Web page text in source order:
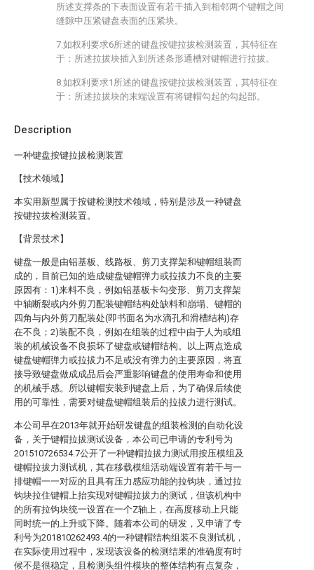
Description
一种键盘按键拉拔检测装置
【技术领域】
本实用新型属于按键检测技术领域，特别是涉及一种键盘
按键拉拔检测装置。
【背景技术】
键盘一般是由铝基板、线路板、剪刀支撑架和键帽组装而
成的，目前已知的造成键盘键帽弹力或拉拔力不良的主要
原因有：1)来料不良，例如铝基板卡勾变形、剪刀支撑架
中轴断裂或内外剪刀配装键帽结构处缺料和崩塌、键帽的
四角与内外剪刀配装处(即书面名为水滴孔和滑槽结构)存
在不良；2)装配不良，例如在组装的过程中由于人为或组
装的机械设备不良损坏了键盘或键帽结构。以上两点造成
键盘键帽弹力或拉拔力不足或没有弹力的主要原因，将直
接导致键盘做成成品后会严重影响键盘的使用寿命和使用
的机械手感。所以键帽安装到键盘上后，为了确保后续使
用的可靠性，需要对键盘键帽组装后的拉拔力进行测试。
本公司早在2013年就开始研发键盘的组装检测的自动化设
备，关于键帽拉拔测试设备，本公司已申请的专利号为
201510726534.7公开了一种键帽拉拔力测试用按压模组及
键帽拉拔力测试机，其在移载模组活动端设置有若干与一
排键帽一一对应的且具有压力感应功能的拉钩块，通过拉
钩块拉住键帽上抬实现对键帽拉拔力的测试，但该机构中
的所有拉钩块统一设置在一个Z轴上，在高度移动上只能
同时统一的上升或下降。随着本公司的研发，又申请了专
利号为201810262493.4的一种键帽结构组装不良测试机，
在实际使用过程中，发现该设备的检测结果的准确度有时
候不是很稳定，且检测头组件模块的整体结构有点复杂，
所述支撑条的下表面设置有若干插入到相邻两个键帽之间
缝隙中压紧键盘表面的压紧块。
7.如权利要求6所述的键盘按键拉拔检测装置，其特征在
于：所述拉拔块插入到所述条形通槽对键帽进行拉拔。
8.如权利要求1所述的键盘按键拉拔检测装置，其特征在
于：所述拉拔块的末端设置有将键帽勾起的勾起部。